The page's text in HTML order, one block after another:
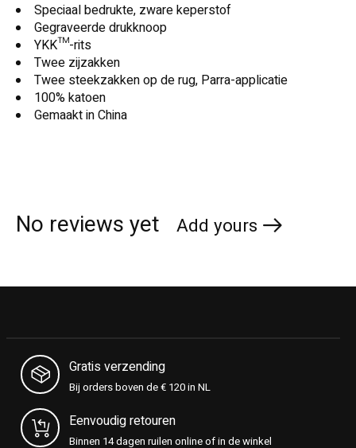
Speciaal bedrukte, zware keperstof
Gegraveerde drukknoop
YKK™-rits
Twee zijzakken
Twee steekzakken op de rug, Parra-applicatie
100% katoen
Gemaakt in China
No reviews yet Add yours
Gratis verzending
Bij orders boven de € 120 in NL
Eenvoudig retouren
Binnen 14 dagen ruilen online of in de winkel